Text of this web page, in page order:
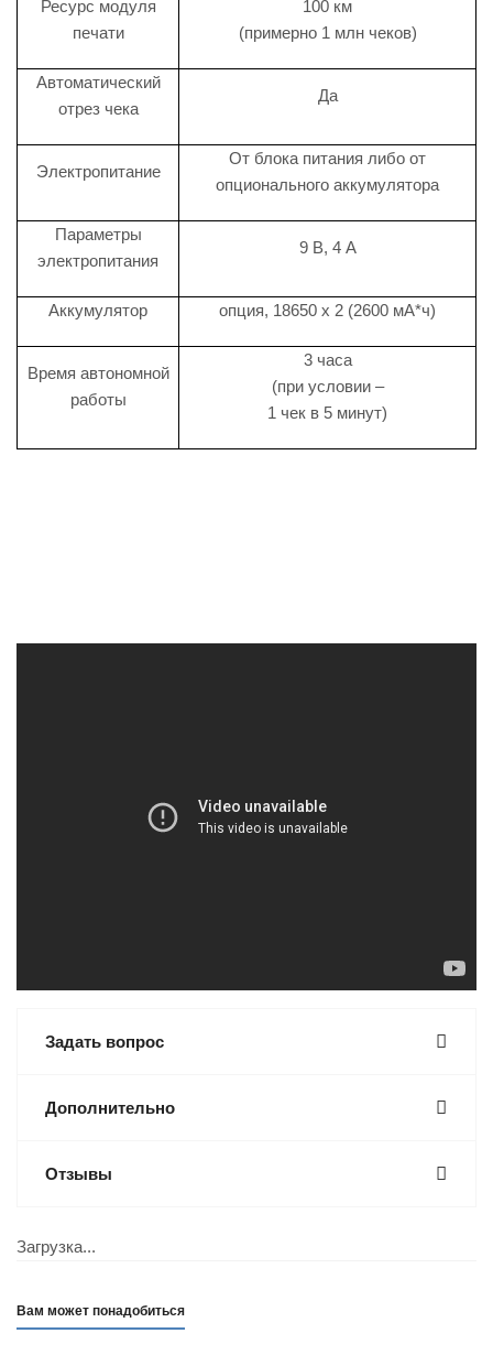
Ресурс модуля
печати
100 км
(примерно 1 млн чеков)
Автоматический
отрез чека
Да
Электропитание
От блока питания либо от
опционального аккумулятора
Параметры
электропитания
9 В, 4 А
Аккумулятор опция, 18650 х 2 (2600 мА*ч)
Время автономной
работы
3 часа
(при условии –
1 чек в 5 минут)
Задать вопрос
Дополнительно
Отзывы
Загрузка...
Вам может понадобиться